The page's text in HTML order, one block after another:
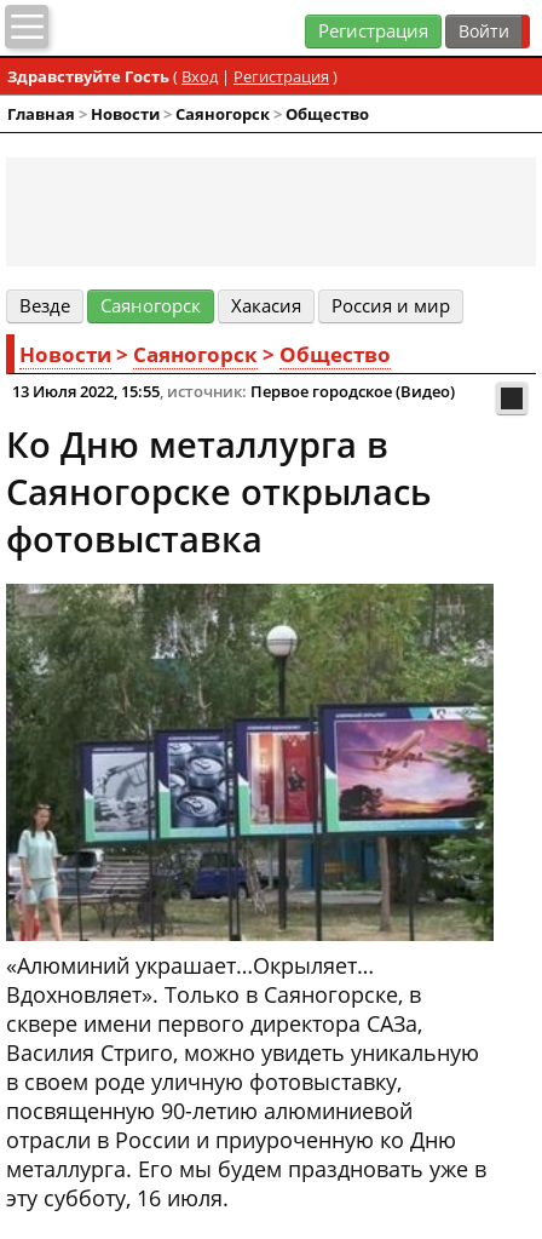
Регистрация
Здравствуйте Гость( Вход| Регистрация )
Главная > Новости>Cаяногорск>Общество
Везде Cаяногорск Хакасия Россия и мир
Новости > Cаяногорск> Общество
13 Июля 2022, 15:55, источник: Первое городское (Видео)
Ко Дню металлурга в
Саяногорске открылась
фотовыставка
«Алюминий украшает…Окрыляет…
Вдохновляет». Только в Саяногорске, в
сквере имени первого директора САЗа,
Василия Стриго, можно увидеть уникальную
в своем роде уличную фотовыставку,
посвященную 90-летию алюминиевой
отрасли в России и приуроченную ко Дню
металлурга. Его мы будем праздновать уже в
эту субботу, 16 июля.